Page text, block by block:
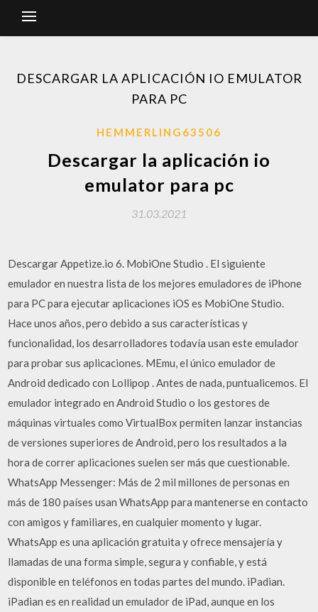
DESCARGAR LA APLICACIÓN IO EMULATOR
PARA PC
HEMMERLING63506
Descargar la aplicación io
emulator para pc
31.03.2021
Descargar Appetize.io 6. MobiOne Studio . El siguiente
emulador en nuestra lista de los mejores emuladores de iPhone
para PC para ejecutar aplicaciones iOS es MobiOne Studio.
Hace unos años, pero debido a sus características y
funcionalidad, los desarrolladores todavía usan este emulador
para probar sus aplicaciones. MEmu, el único emulador de
Android dedicado con Lollipop . Antes de nada, puntualicemos. El
emulador integrado en Android Studio o los gestores de
máquinas virtuales como VirtualBox permiten lanzar instancias
de versiones superiores de Android, pero los resultados a la
hora de correr aplicaciones suelen ser más que cuestionable.
WhatsApp Messenger: Más de 2 mil millones de personas en
más de 180 países usan WhatsApp para mantenerse en contacto
con amigos y familiares, en cualquier momento y lugar.
WhatsApp es una aplicación gratuita y ofrece mensajería y
llamadas de una forma simple, segura y confiable, y está
disponible en teléfonos en todas partes del mundo. iPadian.
iPadian es en realidad un emulador de iPad, aunque en los